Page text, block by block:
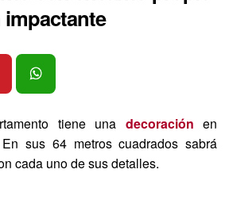
tiene una decoración en
sus 64 metros cuadrados sabrá
cada uno de sus detalles.